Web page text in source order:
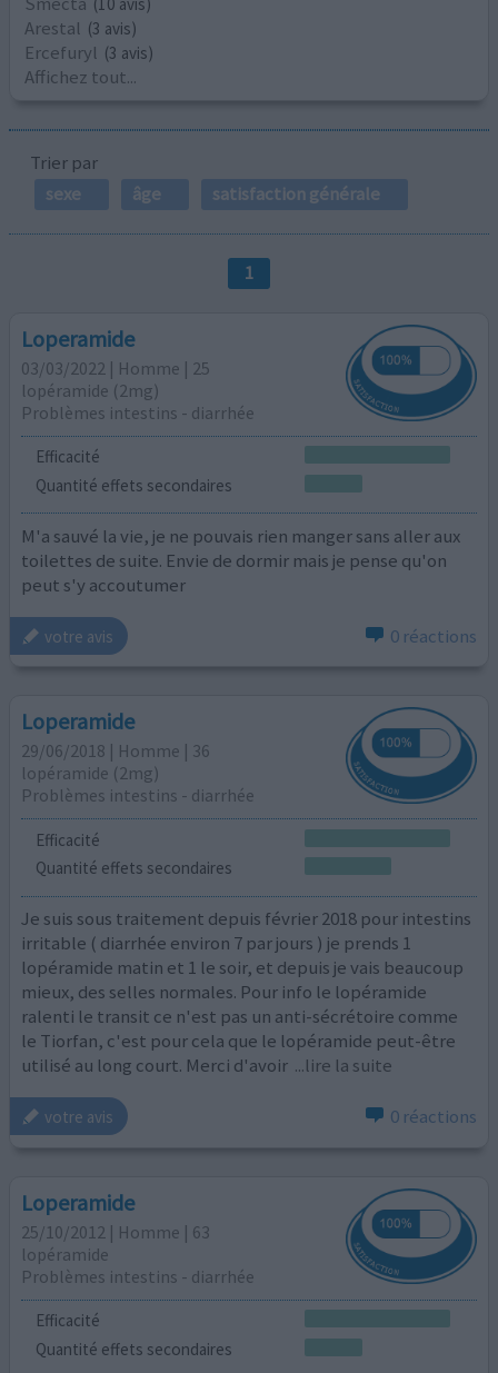
Arestal (3 avis)
Ercefuryl (3 avis)
Affichez tout...
Trier par
sexe
âge satisfaction générale
1
Loperamide
03/03/2022 | Homme | 25
lopéramide (2mg)
Problèmes intestins - diarrhée
Efficacité
Quantité effets secondaires
M'a sauvé la vie, je ne pouvais rien manger sans aller aux
toilettes de suite. Envie de dormir mais je pense qu'on
peut s'y accoutumer
votre avis 0 réactions
Loperamide
29/06/2018 | Homme | 36
lopéramide (2mg)
Problèmes intestins - diarrhée
Efficacité
Quantité effets secondaires
Je suis sous traitement depuis février 2018 pour intestins
irritable ( diarrhée environ 7 par jours ) je prends 1
lopéramide matin et 1 le soir, et depuis je vais beaucoup
mieux, des selles normales. Pour info le lopéramide
ralenti le transit ce n'est pas un anti-sécrétoire comme
le Tiorfan, c'est pour cela que le lopéramide peut-être
utilisé au long court. Merci d'avoir ...lire la suite
votre avis 0 réactions
Loperamide
25/10/2012 | Homme | 63
lopéramide
Problèmes intestins - diarrhée
Efficacité
Quantité effets secondaires